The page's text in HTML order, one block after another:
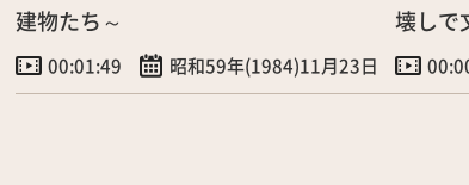
建物たち～
00:01:49 昭和59年(1984)11月23日
壊しで